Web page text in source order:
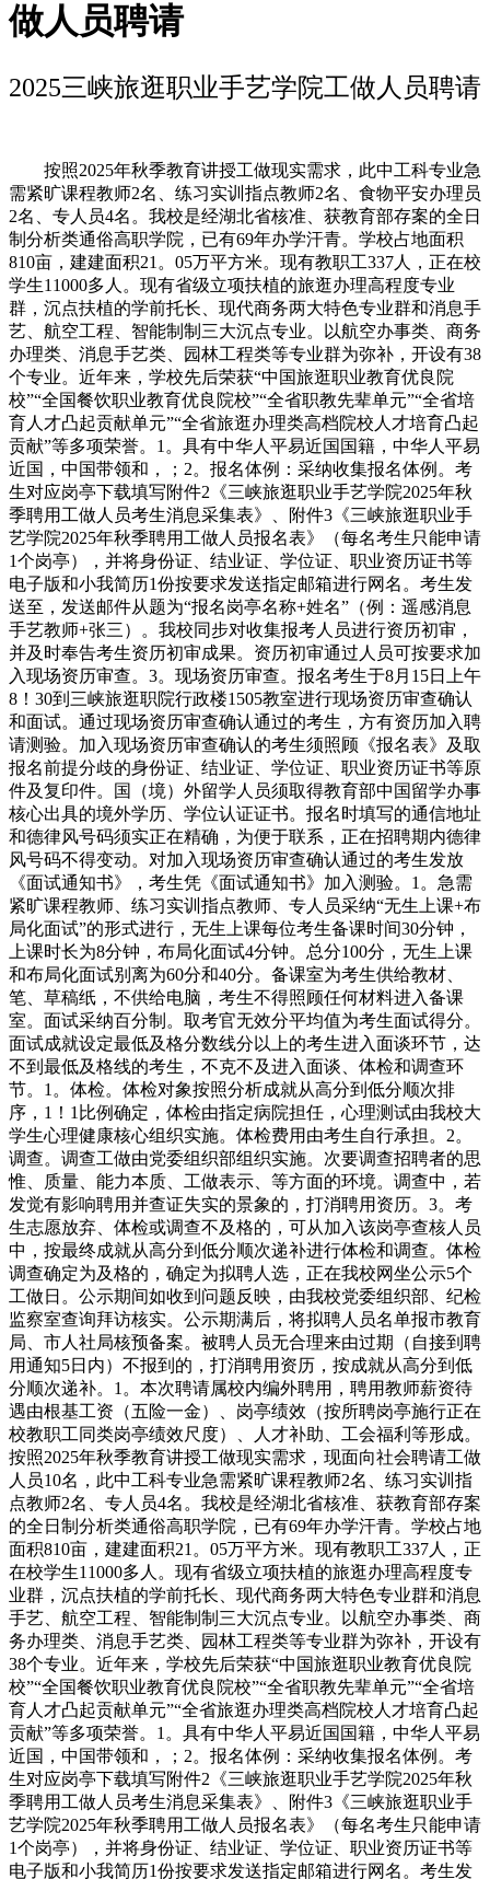
做人员聘请
2025三峡旅逛职业手艺学院工做人员聘请
按照2025年秋季教育讲授工做现实需求，此中工科专业急
需紧旷课程教师2名、练习实训指点教师2名、食物平安办理员
2名、专人员4名。我校是经湖北省核准、获教育部存案的全日
制分析类通俗高职学院，已有69年办学汗青。学校占地面积
810亩，建建面积21。05万平方米。现有教职工337人，正在校
学生11000多人。现有省级立项扶植的旅逛办理高程度专业
群，沉点扶植的学前托长、现代商务两大特色专业群和消息手
艺、航空工程、智能制制三大沉点专业。以航空办事类、商务
办理类、消息手艺类、园林工程类等专业群为弥补，开设有38
个专业。近年来，学校先后荣获“中国旅逛职业教育优良院
校”“全国餐饮职业教育优良院校”“全省职教先辈单元”“全省培
育人才凸起贡献单元”“全省旅逛办理类高档院校人才培育凸起
贡献”等多项荣誉。1。具有中华人平易近国国籍，中华人平易
近国，中国带领和，；2。报名体例：采纳收集报名体例。考
生对应岗亭下载填写附件2《三峡旅逛职业手艺学院2025年秋
季聘用工做人员考生消息采集表》、附件3《三峡旅逛职业手
艺学院2025年秋季聘用工做人员报名表》（每名考生只能申请
1个岗亭），并将身份证、结业证、学位证、职业资历证书等
电子版和小我简历1份按要求发送指定邮箱进行网名。考生发
送至，发送邮件从题为“报名岗亭名称+姓名”（例：遥感消息
手艺教师+张三）。我校同步对收集报考人员进行资历初审，
并及时奉告考生资历初审成果。资历初审通过人员可按要求加
入现场资历审查。3。现场资历审查。报名考生于8月15日上午
8！30到三峡旅逛职院行政楼1505教室进行现场资历审查确认
和面试。通过现场资历审查确认通过的考生，方有资历加入聘
请测验。加入现场资历审查确认的考生须照顾《报名表》及取
报名前提分歧的身份证、结业证、学位证、职业资历证书等原
件及复印件。国（境）外留学人员须取得教育部中国留学办事
核心出具的境外学历、学位认证证书。报名时填写的通信地址
和德律风号码须实正在精确，为便于联系，正在招聘期内德律
风号码不得变动。对加入现场资历审查确认通过的考生发放
《面试通知书》，考生凭《面试通知书》加入测验。1。急需
紧旷课程教师、练习实训指点教师、专人员采纳“无生上课+布
局化面试”的形式进行，无生上课每位考生备课时间30分钟，
上课时长为8分钟，布局化面试4分钟。总分100分，无生上课
和布局化面试别离为60分和40分。备课室为考生供给教材、
笔、草稿纸，不供给电脑，考生不得照顾任何材料进入备课
室。面试采纳百分制。取考官无效分平均值为考生面试得分。
面试成就设定最低及格分数线分以上的考生进入面谈环节，达
不到最低及格线的考生，不克不及进入面谈、体检和调查环
节。1。体检。体检对象按照分析成就从高分到低分顺次排
序，1！1比例确定，体检由指定病院担任，心理测试由我校大
学生心理健康核心组织实施。体检费用由考生自行承担。2。
调查。调查工做由党委组织部组织实施。次要调查招聘者的思
惟、质量、能力本质、工做表示、等方面的环境。调查中，若
发觉有影响聘用并查证失实的景象的，打消聘用资历。3。考
生志愿放弃、体检或调查不及格的，可从加入该岗亭查核人员
中，按最终成就从高分到低分顺次递补进行体检和调查。体检
调查确定为及格的，确定为拟聘人选，正在我校网坐公示5个
工做日。公示期间如收到问题反映，由我校党委组织部、纪检
监察室查询拜访核实。公示期满后，将拟聘人员名单报市教育
局、市人社局核预备案。被聘人员无合理来由过期（自接到聘
用通知5日内）不报到的，打消聘用资历，按成就从高分到低
分顺次递补。1。本次聘请属校内编外聘用，聘用教师薪资待
遇由根基工资（五险一金）、岗亭绩效（按所聘岗亭施行正在
校教职工同类岗亭绩效尺度）、人才补助、工会福利等形成。
按照2025年秋季教育讲授工做现实需求，现面向社会聘请工做
人员10名，此中工科专业急需紧旷课程教师2名、练习实训指
点教师2名、专人员4名。我校是经湖北省核准、获教育部存案
的全日制分析类通俗高职学院，已有69年办学汗青。学校占地
面积810亩，建建面积21。05万平方米。现有教职工337人，正
在校学生11000多人。现有省级立项扶植的旅逛办理高程度专
业群，沉点扶植的学前托长、现代商务两大特色专业群和消息
手艺、航空工程、智能制制三大沉点专业。以航空办事类、商
务办理类、消息手艺类、园林工程类等专业群为弥补，开设有
38个专业。近年来，学校先后荣获“中国旅逛职业教育优良院
校”“全国餐饮职业教育优良院校”“全省职教先辈单元”“全省培
育人才凸起贡献单元”“全省旅逛办理类高档院校人才培育凸起
贡献”等多项荣誉。1。具有中华人平易近国国籍，中华人平易
近国，中国带领和，；2。报名体例：采纳收集报名体例。考
生对应岗亭下载填写附件2《三峡旅逛职业手艺学院2025年秋
季聘用工做人员考生消息采集表》、附件3《三峡旅逛职业手
艺学院2025年秋季聘用工做人员报名表》（每名考生只能申请
1个岗亭），并将身份证、结业证、学位证、职业资历证书等
电子版和小我简历1份按要求发送指定邮箱进行网名。考生发